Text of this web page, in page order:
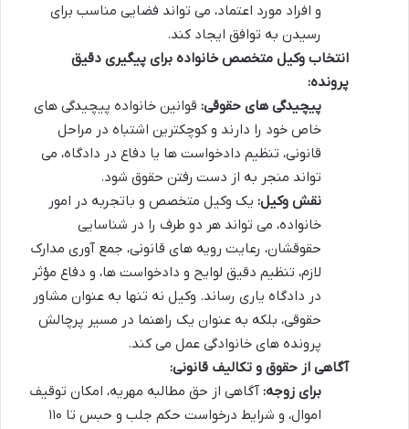
و افراد مورد اعتماد، می تواند فضایی مناسب برای
رسیدن به توافق ایجاد کند.
انتخاب وکیل متخصص خانواده برای پیگیری دقیق
پرونده:
پیچیدگی های حقوقی: قوانین خانواده پیچیدگی های
خاص خود را دارند و کوچکترین اشتباه در مراحل
قانونی، تنظیم دادخواست ها یا دفاع در دادگاه، می
تواند منجر به از دست رفتن حقوق شود.
نقش وکیل: یک وکیل متخصص و باتجربه در امور
خانواده، می تواند هر دو طرف را در شناسایی
حقوقشان، رعایت رویه های قانونی، جمع آوری مدارک
لازم، تنظیم دقیق لوایح و دادخواست ها، و دفاع مؤثر
در دادگاه یاری رساند. وکیل نه تنها به عنوان مشاور
حقوقی، بلکه به عنوان یک راهنما در مسیر پرچالش
پرونده های خانوادگی عمل می کند.
آگاهی از حقوق و تکالیف قانونی:
برای زوجه: آگاهی از حق مطالبه مهریه، امکان توقیف
اموال، و شرایط درخواست حکم جلب و حبس تا ۱۱۰